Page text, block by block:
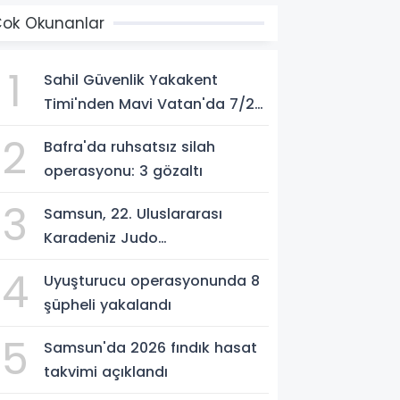
Okunanlar
1
Sahil Güvenlik Yakakent
Timi'nden Mavi Vatan'da 7/24
2
Bafra'da ruhsatsız silah
operasyonu: 3 gözaltı
3
Samsun, 22. Uluslararası
Karadeniz Judo
yapıyor
4
Uyuşturucu operasyonunda 8
şüpheli yakalandı
5
Samsun'da 2026 fındık hasat
takvimi açıklandı